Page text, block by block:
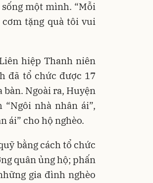
một mình. “Mỗi
tặng quà tôi vui
hiệp Thanh niên
đã tổ chức được 17
bàn. Ngoài ra, Huyện
nhà nhân ái”,
ái” cho hộ nghèo.
bằng cách tổ chức
quân ủng hộ; phấn
gia đình nghèo